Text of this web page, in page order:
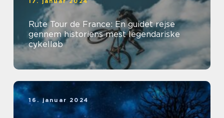
Rute Tour de France: En guidet rejse
gennem historiens mest legendariske
cykelløb
16. januar 2024